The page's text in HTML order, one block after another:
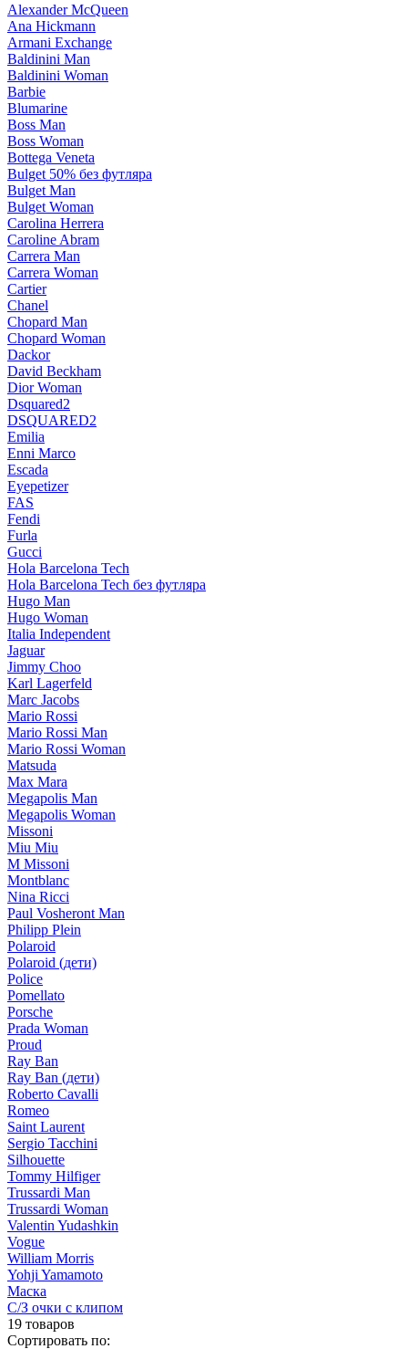
Alexander McQueen
Ana Hickmann
Armani Exchange
Baldinini Man
Baldinini Woman
Barbie
Blumarine
Boss Man
Boss Woman
Bottega Veneta
Bulget 50% без футляра
Bulget Man
Bulget Woman
Carolina Herrera
Caroline Abram
Carrera Man
Carrera Woman
Cartier
Chanel
Chopard Man
Chopard Woman
Dackor
David Beckham
Dior Woman
Dsquared2
DSQUARED2
Emilia
Enni Marco
Escada
Eyepetizer
FAS
Fendi
Furla
Gucci
Hola Barcelona Tech
Hola Barcelona Tech без футляра
Hugo Man
Hugo Woman
Italia Independent
Jaguar
Jimmy Choo
Karl Lagerfeld
Marc Jacobs
Mario Rossi
Mario Rossi Man
Mario Rossi Woman
Matsuda
Max Mara
Megapolis Man
Megapolis Woman
Missoni
Miu Miu
M Missoni
Montblanc
Nina Ricci
Paul Vosheront Man
Philipp Plein
Polaroid
Polaroid (дети)
Police
Pomellato
Porsche
Prada Woman
Proud
Ray Ban
Ray Ban (дети)
Roberto Cavalli
Romeo
Saint Laurent
Sergio Tacchini
Silhouette
Tommy Hilfiger
Trussardi Man
Trussardi Woman
Valentin Yudashkin
Vogue
William Morris
Yohji Yamamoto
Маска
С/З очки с клипом
19 товаров
Сортировать по: